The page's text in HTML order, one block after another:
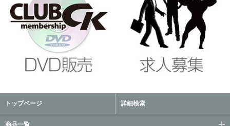
トップページ 詳細検索
商品一覧